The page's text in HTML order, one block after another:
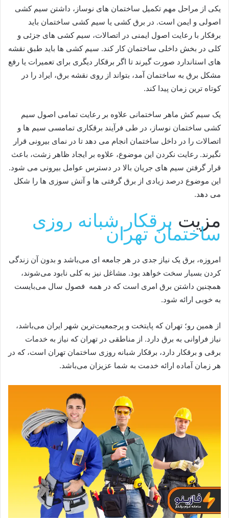
یکی از مراحل مهم تکمیل ساختمان های نوساز، داشتن سیم کشی
اصولی و ایمن است. در برق کشی یا سیم کشی ساختمان باید
برقکار با رعایت اصول ایمنی در اتصالات، سیم کشی های جزئی و
کلی در بخش داخلی ساختمان کار کند. سیم کشی ها باید طبق نقشه
های استاندارد صورت گیرند تا اگر برقکار دیگری برای تعمیرات یا رفع
مشکل برق به ساختمان آمد، بتواند از روی نقشه برق، ایراد را در
کوتاه ترین زمان پیدا کند.
یک سیم کش ماهر ساختمانی علاوه بر رعایت تمامی اصول سیم
کشی ساختمان نوساز، در طی فرآیند برقکاری تمامسی سیم ها و
اتصالات را در داخل ساختمان انجام می دهد تا در نمای بیرونی قرار
نگیرند. رعایت نکردن این موضوع، علاوه بر ایجاد ظاهر زشت، باعث
قرار گرفتن سیم های جریان بالا در دسترس عوامل بیرونی می شود.
این موضوع درصد زیادی از برق گرفتی ها و آتش سوزی ها را شکل
می دهد.
مزیت برقکار شبانه روزی
ساختمان تهران
امروزه، برق یک نیاز جدی در هر جامعه ای می‌باشد و بدون آن زندگی
کردن بسیار سخت خواهد بود. مشاغل نیز به کلی نابود می‌شوند،
همچنین داشتن برق امری است که در همه فصول سال می‌بایست
به خوبی ارائه شود.
از همین رو؛ تهران که پایتخت و پرجمعیت‌ترین شهر ایران می‌باشد،
نیاز فراوانی به برق دارد. از مناطقی در تهران که نیاز به خدمات
برقی و برقکار دارد، برقکار شبانه روزی ساختمان تهران است، که در
هر زمان آماده ارائه خدمت به شما عزیزان می‌باشد.